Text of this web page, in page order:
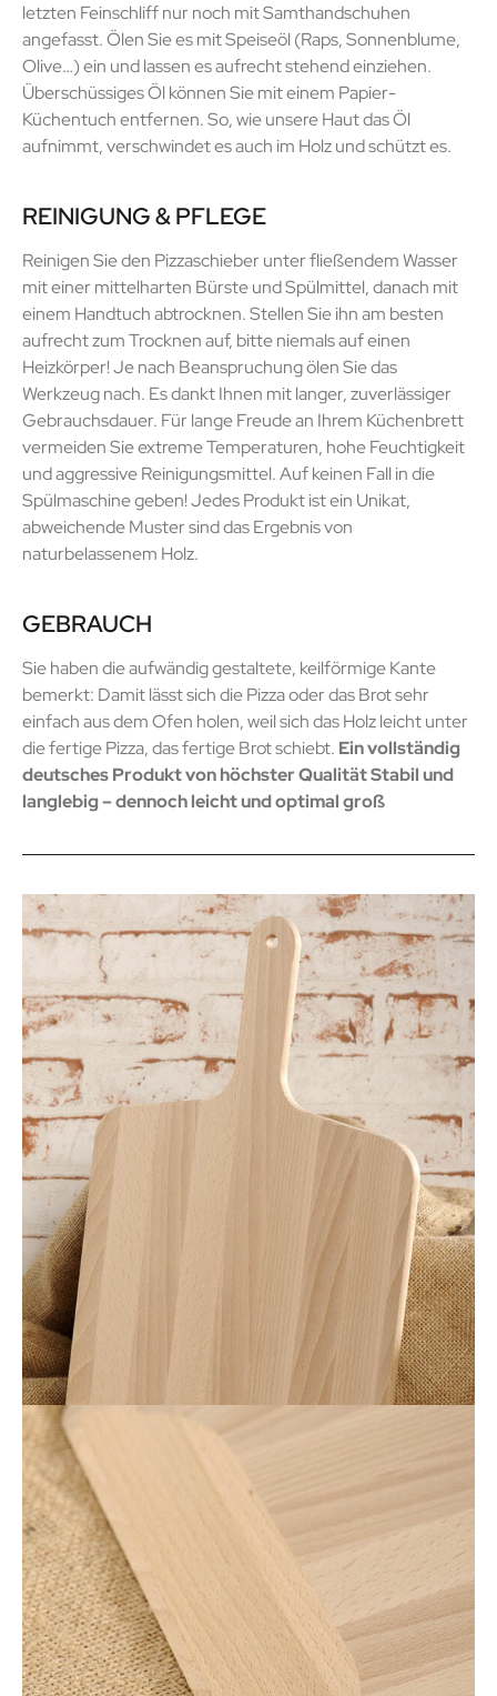
letzten Feinschliff nur noch mit Samthandschuhen
angefasst. Ölen Sie es mit Speiseöl (Raps, Sonnenblume,
Olive…) ein und lassen es aufrecht stehend einziehen.
Überschüssiges Öl können Sie mit einem Papier-
Küchentuch entfernen. So, wie unsere Haut das Öl
aufnimmt, verschwindet es auch im Holz und schützt es.
REINIGUNG & PFLEGE
Reinigen Sie den Pizzaschieber unter fließendem Wasser
mit einer mittelharten Bürste und Spülmittel, danach mit
einem Handtuch abtrocknen. Stellen Sie ihn am besten
aufrecht zum Trocknen auf, bitte niemals auf einen
Heizkörper! Je nach Beanspruchung ölen Sie das
Werkzeug nach. Es dankt Ihnen mit langer, zuverlässiger
Gebrauchsdauer. Für lange Freude an Ihrem Küchenbrett
vermeiden Sie extreme Temperaturen, hohe Feuchtigkeit
und aggressive Reinigungsmittel. Auf keinen Fall in die
Spülmaschine geben! Jedes Produkt ist ein Unikat,
abweichende Muster sind das Ergebnis von
naturbelassenem Holz.
GEBRAUCH
Sie haben die aufwändig gestaltete, keilförmige Kante
bemerkt: Damit lässt sich die Pizza oder das Brot sehr
einfach aus dem Ofen holen, weil sich das Holz leicht unter
die fertige Pizza, das fertige Brot schiebt. Ein vollständig
deutsches Produkt von höchster Qualität Stabil und
langlebig – dennoch leicht und optimal groß